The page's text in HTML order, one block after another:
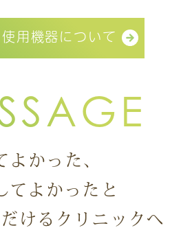
用機器について
よかった、
てよかったと
けるクリニックへ